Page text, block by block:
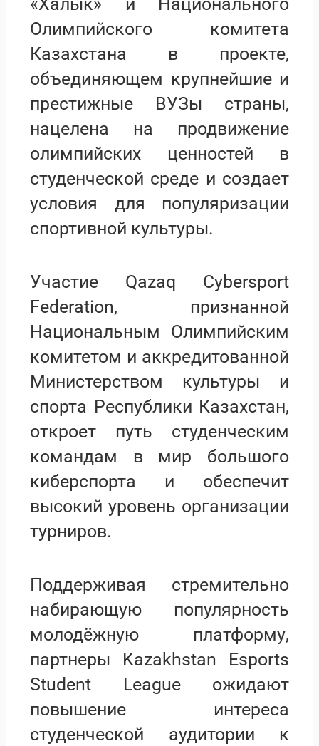
Олимпийского комитета
Казахстана в проекте,
объединяющем крупнейшие и
престижные ВУЗы страны,
нацелена на продвижение
олимпийских ценностей в
студенческой среде и создает
условия для популяризации
спортивной культуры.
Участие Qazaq Cybersport
Federation, признанной
Национальным Олимпийским
комитетом и аккредитованной
Министерством культуры и
спорта Республики Казахстан,
откроет путь студенческим
командам в мир большого
киберспорта и обеспечит
высокий уровень организации
турниров.
Поддерживая стремительно
набирающую популярность
молодёжную платформу,
партнеры Kazakhstan Esports
Student League ожидают
повышение интереса
студенческой аудитории к